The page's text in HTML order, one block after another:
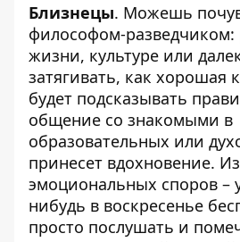
Близнецы. Можешь
философом-разведчиком:
жизни, культуре или
затягивать, как хорошая
будет подсказывать
общение со знакомыми в
образовательных или
принесет вдохновение.
эмоциональных споров –
нибудь в воскресенье
просто послушать и